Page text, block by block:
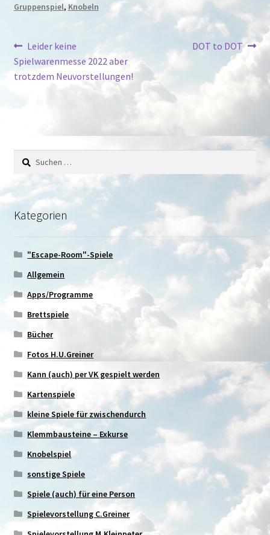
Gruppenspiel,Knobeln
Beitragsnavigation
Vorheriger
Beitrag:
Leider keine
Spielwarenmesse 2022 aber
trotzdem Neuvorstellungen!
Nächster
DOT to DOT
Suchen
nach:
Kategorien
"Escape-Room"-Spiele
Allgemein
Apps/Programme
Brettspiele
Bücher
Fotos H.U.Greiner
Kann (auch) per VK gespielt werden
Kartenspiele
kleine Spiele für zwischendurch
Klemmbausteine – Exkurse
Knobelspiel
sonstige Spiele
Spiele (auch) für eine Person
Spielevorstellung C.Greiner